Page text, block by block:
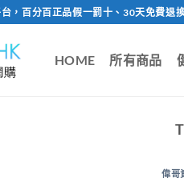
，百分百正品假一罰十、30天免費退
HOME 所有商品
偉哥